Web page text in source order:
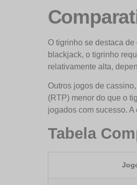
O tigrinho se destaca
blackjack, o tigrinho
relativamente alta,
Outros jogos de
(RTP) menor do que o
jogados com sucesso.
Tabela